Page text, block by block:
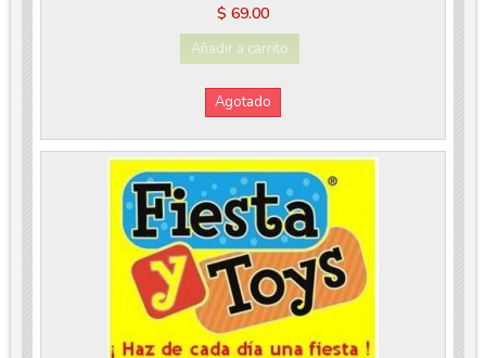
$ 69.00
Añadir a carrito
Agotado